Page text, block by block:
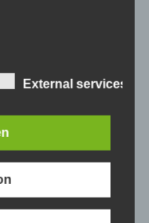
Entwicklung und
und
by the
operations which is
of personal data,
External services